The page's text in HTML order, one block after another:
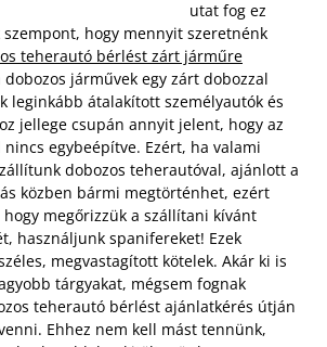
utat fog ez
hogy mennyit szeretnénk
teherautó bérlést zárt járműre
dobozos járművek egy zárt dobozzal
leginkább átalakított személyautók és
jellege csupán annyit jelent, hogy az
egybeépítve. Ezért, ha valami
dobozos teherautóval, ajánlott a
közben bármi megtörténhet, ezért
megőrizzük a szállítani kívánt
használjunk spanifereket! Ezek
megvastagított kötelek. Akár ki is
tárgyakat, mégsem fognak
teherautó bérlést ajánlatkérés útján
Ehhez nem kell mást tennünk,